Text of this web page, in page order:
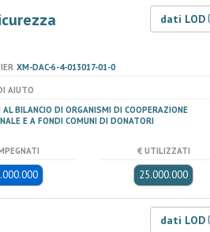
dati LOD
XM-DAC-6-4-013017-01-0
AIUTO
BILANCIO DI ORGANISMI DI COOPERAZIONE
E A FONDI COMUNI DI DONATORI
€ UTILIZZATI
25.000.000
dati LOD